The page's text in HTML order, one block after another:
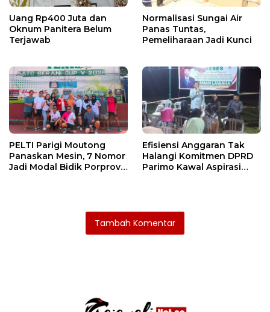
Uang Rp400 Juta dan
Oknum Panitera Belum
Terjawab
Normalisasi Sungai Air
Panas Tuntas,
Pemeliharaan Jadi Kunci
PELTI Parigi Moutong
Panaskan Mesin, 7 Nomor
Jadi Modal Bidik Porprov
Efisiensi Anggaran Tak
Halangi Komitmen DPRD
Parimo Kawal Aspirasi
Tambah Komentar